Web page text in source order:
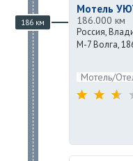
186 км
Мотель
186.000 км
Россия,
М-7 Волга,
Мотель/